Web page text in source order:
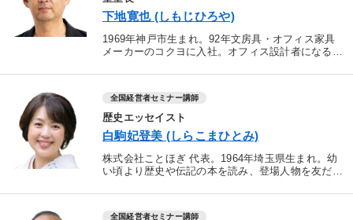
下地寛也 (しもじひろや)
1969年神戸市生まれ。92年文房具・オフィス家具
メーカーのコクヨに入社。オフィス設計者になるが
が続く。つねに辞めたいと思いながら働いていた
全国経営者セミナー講師
歴史エッセイスト
白駒妃登美 (しらこまひとみ)
株式会社ことほぎ 代表。1964年埼玉県生まれ。幼
い頃より歴史や伝記の本を読み、登場人物を友だち
義塾大学に進学。卒業後、日本航空の国際線ＣＡの
全国経営者セミナー講師